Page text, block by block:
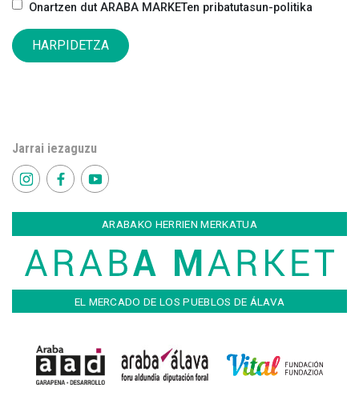
Onartzen dut ARABA MARKETen pribatutasun-politika
HARPIDETZA
Jarrai iezaguzu
ARABAKO HERRIEN MERKATUA
EL MERCADO DE LOS PUEBLOS DE ÁLAVA